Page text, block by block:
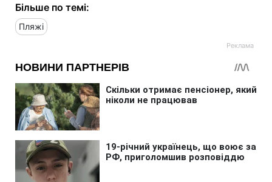
Більше по темі:
Пляжі